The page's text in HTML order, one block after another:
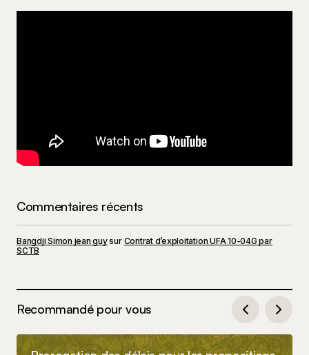
Commentaires récents
Bangdji Simon jean guysur Contrat d’exploitation UFA 10-04G par
SCTB
Recommandé pour vous